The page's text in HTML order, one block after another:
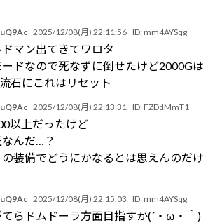
2025/12/08(月) 22:11:56 ID: mm4AYSqg
マン出てきてワロタ
ドなので死なずに倒せたけど2000Gは
石にこれはリセット
2025/12/08(月) 22:13:31 ID: FZDdMmT1
以上だったけど
んだ…？
装備でどうにかなるとは思えんのだけ
2025/12/08(月) 22:15:03 ID: mm4AYSqg
らドムドーラ方面目指すか(´・ω・｀)